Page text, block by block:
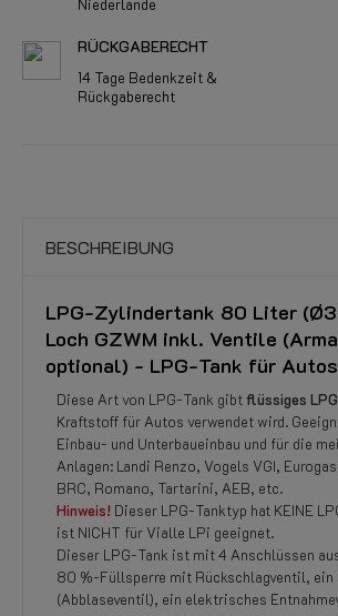
Niederlande
RÜCKGABERECHT
14 Tage Bedenkzeit &
Rückgaberecht
BESCHREIBUNG
LPG-Zylindertank 80 Liter
Loch GZWM inkl. Ventile
optional) - LPG-Tank für Autos
Diese Art von LPG-Tank gibt flüssiges LPG
Kraftstoff für Autos verwendet wird.
Einbau- und Unterbaueinbau und für die
Anlagen: Landi Renzo, Vogels VGI,
BRC, Romano, Tartarini, AEB, etc.
Hinweis! Dieser LPG-Tanktyp hat KEINE
ist NICHT für Vialle LPi geeignet.
Dieser LPG-Tank ist mit 4 Anschlüssen
80 %-Füllsperre mit Rückschlagventil, ein
(Abblaseventil), ein elektrisches